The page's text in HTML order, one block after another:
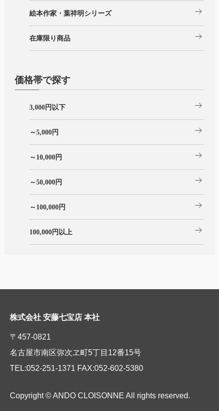
絵本作家・葉祥明シリーズ arrow_right_alt
在庫限り商品 arrow_right_alt
価格帯で探す
3,000円以下 arrow_right_alt
～5,000円 arrow_right_alt
～10,000円 arrow_right_alt
～50,000円 arrow_right_alt
～100,000円 arrow_right_alt
100,000円以上 arrow_right_alt
株式会社 安藤七宝店 本社
〒457-0821
名古屋市南区弥次ヱ町5丁目12番15号
TEL:052-251-1371 FAX:052-602-5380
Copyright © ANDO CLOISONNE All rights reserved.